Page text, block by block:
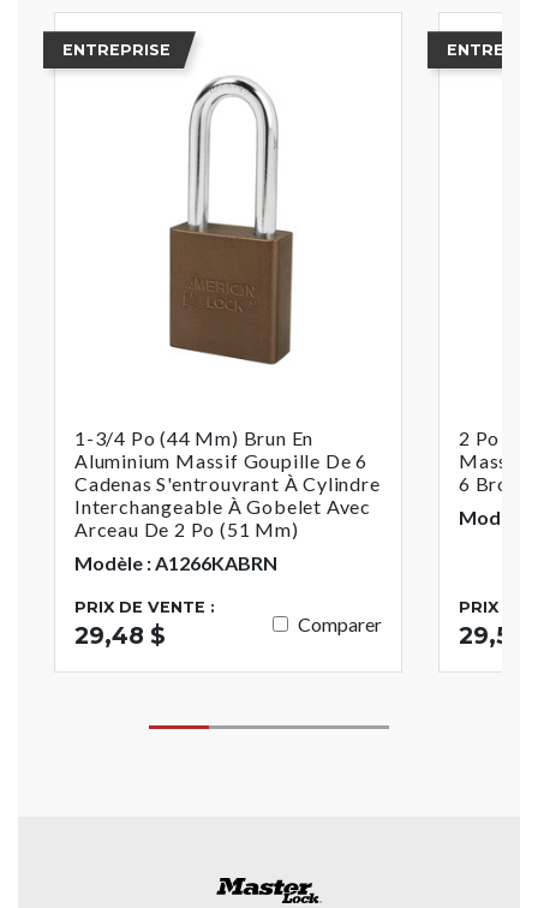
ENTREPRISE
1-3/4 Po (44 Mm) Brun En
Aluminium Massif Goupille De 6
Cadenas S'entrouvrant À Cylindre
Interchangeable À Gobelet Avec
Arceau De 2 Po (51 Mm)
Modèle : A1266KABRN
PRIX DE VENTE :
29,48 $ Comparer
2 Po
Massif
6
Modèle
PRIX DE
29,58